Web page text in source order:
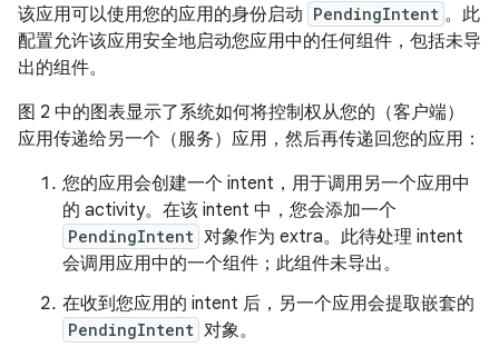
该应用可以使用您的应用的身份启动 PendingIntent 。此
配置允许该应用安全地启动您应用中的任何组件，包括未导
出的组件。
图 2 中的图表显示了系统如何将控制权从您的（客户端）
应用传递给另一个（服务）应用，然后再传递回您的应用：
您的应用会创建一个 intent，用于调用另一个应用中
的 activity。在该 intent 中，您会添加一个
PendingIntent 对象作为 extra。此待处理 intent
会调用应用中的一个组件；此组件未导出。
在收到您应用的 intent 后，另一个应用会提取嵌套的
PendingIntent 对象。